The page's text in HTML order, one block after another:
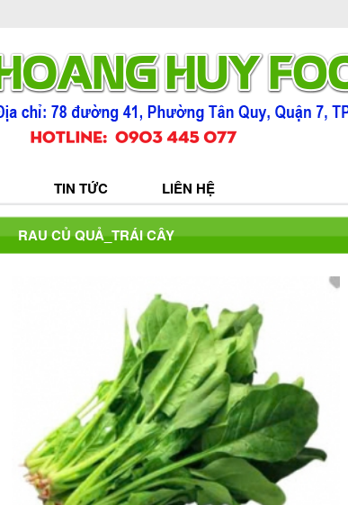
TIN TỨC LIÊN HỆ
RAU CỦ QUẢ_TRÁI CÂY